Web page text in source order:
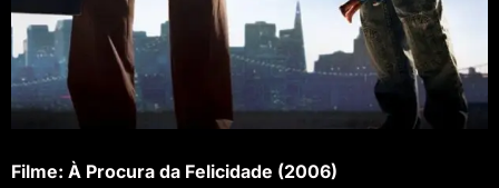
Filme: À Procura da Felicidade (2006)